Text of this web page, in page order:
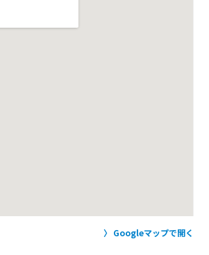
Googleマップで開く